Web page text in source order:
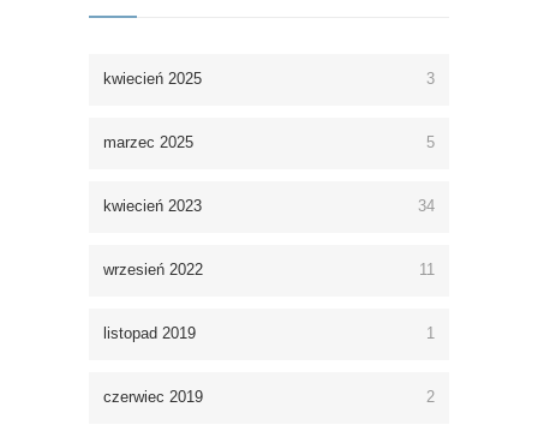
kwiecień 2025 3
marzec 2025 5
kwiecień 2023 34
wrzesień 2022 11
listopad 2019 1
czerwiec 2019 2